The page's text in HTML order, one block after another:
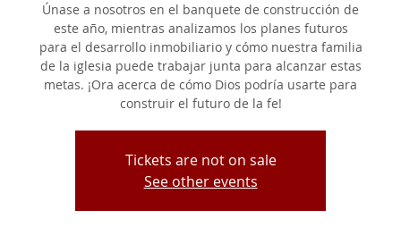
Únase a nosotros en el banquete de construcción de
este año, mientras analizamos los planes futuros
para el desarrollo inmobiliario y cómo nuestra familia
de la iglesia puede trabajar junta para alcanzar estas
metas. ¡Ora acerca de cómo Dios podría usarte para
construir el futuro de la fe!
Tickets are not on sale
See other events